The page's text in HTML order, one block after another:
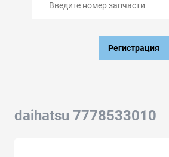
Регистрация
daihatsu 7778533010